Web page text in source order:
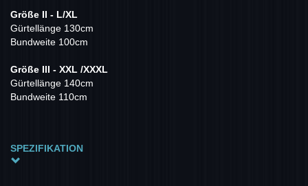
Größe II - L/XL
Gürtellänge 130cm
Bundweite 100cm
Größe III - XXL /XXXL
Gürtellänge 140cm
Bundweite 110cm
SPEZIFIKATION